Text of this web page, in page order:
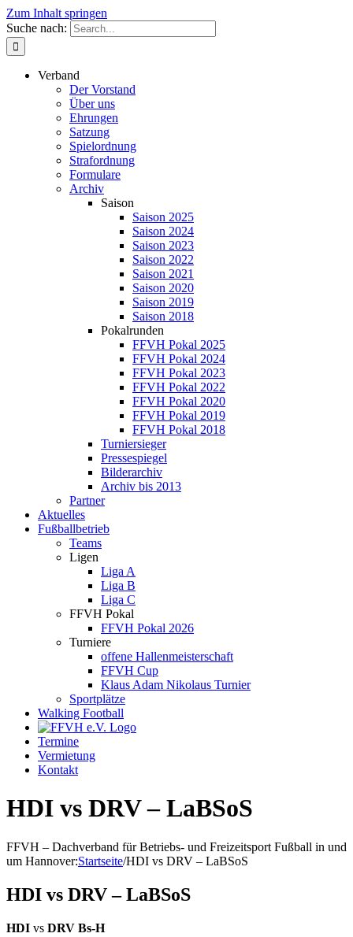
Zum Inhalt springen
Suche nach:
Verband
Der Vorstand
Über uns
Ehrungen
Satzung
Spielordnung
Strafordnung
Formulare
Archiv
Saison
Saison 2025
Saison 2024
Saison 2023
Saison 2022
Saison 2021
Saison 2020
Saison 2019
Saison 2018
Pokalrunden
FFVH Pokal 2025
FFVH Pokal 2024
FFVH Pokal 2023
FFVH Pokal 2022
FFVH Pokal 2020
FFVH Pokal 2019
FFVH Pokal 2018
Turniersieger
Pressespiegel
Bilderarchiv
Archiv bis 2013
Partner
Aktuelles
Fußballbetrieb
Teams
Ligen
Liga A
Liga B
Liga C
FFVH Pokal
FFVH Pokal 2026
Turniere
offene Hallenmeisterschaft
FFVH Cup
Klaus Adam Nikolaus Turnier
Sportplätze
Walking Football
Termine
Vermietung
Kontakt
HDI vs DRV – LaBSoS
FFVH – Dachverband für Betriebs- und Freizeitsport Fußball in und
um Hannover:Startseite/HDI vs DRV – LaBSoS
HDI vs DRV – LaBSoS
HDI vs DRV Bs-H